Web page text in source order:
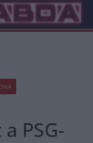
PSG-